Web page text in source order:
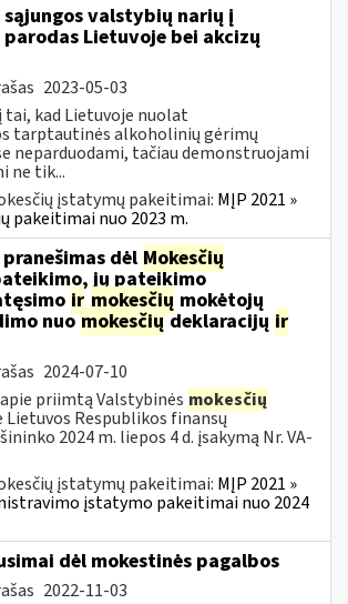
valstybių narių į
Lietuvoje bei akcizų
2023-05-03
kad Lietuvoje nuolat
tarptautinės alkoholinių gėrimų
neparduodami, tačiau demonstruojami
ne tik...
įstatymų pakeitimai: MĮP 2021 »
pakeitimai nuo 2023 m.
dėl Mokesčių
jų pateikimo
ir mokesčių mokėtojų
nuomokesčiųdeklaracijų ir
2024-07-10
priimtą Valstybinės mokesčių
Lietuvos Respublikos finansų
2024 m. liepos 4 d. įsakymą Nr. VA-
įstatymų pakeitimai: MĮP 2021 »
įstatymo pakeitimai nuo 2024
dėl mokestinės pagalbos
2022-11-03